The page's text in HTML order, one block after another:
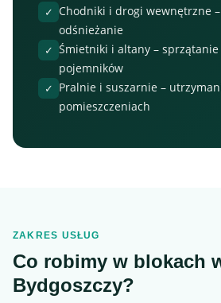
✓ Chodniki i drogi wewnętrzne
odśnieżanie
✓ Śmietniki i altany – sprzątanie
pojemników
✓ Pralnie i suszarnie –
pomieszczeniach
ZAKRES USŁUG
Co robimy w blokach
Bydgoszczy?